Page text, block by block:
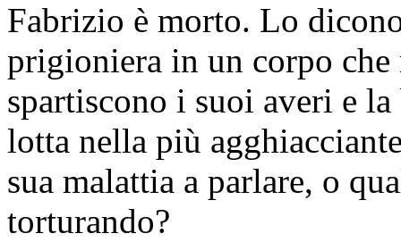
Fabrizio è morto. Lo
prigioniera in un corpo
spartiscono i suoi averi e
lotta nella più
sua malattia a parlare, o
torturando?